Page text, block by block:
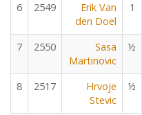
6 2549
Erik Van
den Doel
1
7 2550
Sasa
Martinovic
½
8 2517
Hrvoje
Stevic
½